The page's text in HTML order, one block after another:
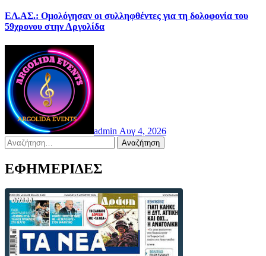
ΕΛ.ΑΣ.: Ομολόγησαν οι συλληφθέντες για τη δολοφονία του
59χρονου στην Αργολίδα
admin Αυγ 4, 2026
Αναζήτηση
για:
ΕΦΗΜΕΡΙΔΕΣ